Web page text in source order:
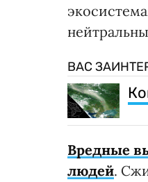
ВАС
Вредные
людей.